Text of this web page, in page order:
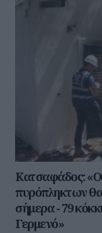
Kατσαφάδος:
πυρόπληκτων
σήμερα - 79
Γερμενό»